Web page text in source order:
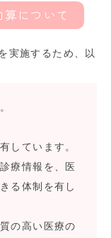
について
実施するため、以
しています。
療情報を、医
る体制を有し
の高い医療の